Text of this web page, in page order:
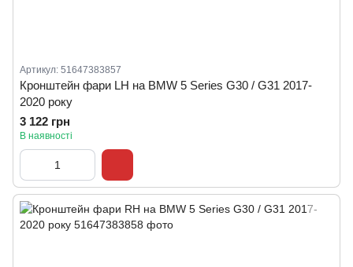
Артикул: 51647383857
Кронштейн фари LH на BMW 5 Series G30 / G31 2017-
2020 року
3 122 грн
В наявності